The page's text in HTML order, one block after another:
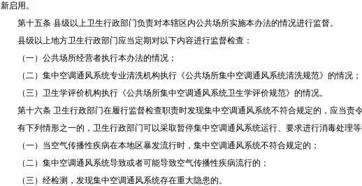
新启用。
第十五条 县级以上卫生行政部门负责对本辖区内公共场所实施本办法的情况进行监督。
县级以上地方卫生行政部门应当定期对以下内容进行监督检查：
（一）公共场所经营者执行本办法的情况；
（二）集中空调通风系统专业清洗机构执行《公共场所集中空调通风系统清洗规范》的情况；
（三）卫生学评价机构执行《公共场所集中空调通风系统卫生学评价规范》的情况。
第十六条 卫生行政部门在履行监督检查职责时发现集中空调通风系统不符合规定的，应当责
有下列情形之一的，卫生行政部门可以采取暂停集中空调通风系统运行、要求进行消毒处理等
（一）当空气传播性疾病在本地区暴发流行时，集中空调通风系统不符合规定的；
（二）集中空调通风系统导致或者可能导致空气传播性疾病流行的；
（三）经检测，发现集中空调通风系统存在重大隐患的。